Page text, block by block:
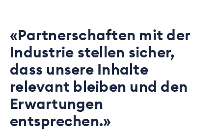
«Partnerschaften mit der
Industrie stellen sicher,
dass unsere Inhalte
relevant bleiben und den
Erwartungen
entsprechen.»